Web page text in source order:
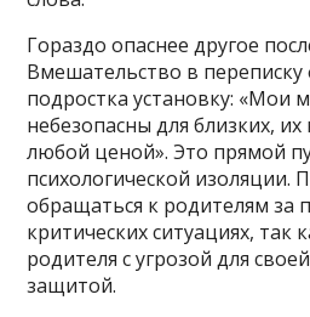
Гораздо опаснее другое
Вмешательство в
подростка установку: «Мои
небезопасны для близких,
любой ценой». Это прямой
психологической изоляции.
обращаться к родителям
критических ситуациях, так
родителя с угрозой для
защитой.